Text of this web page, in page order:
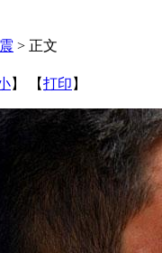
> 正文
】 【打印 】